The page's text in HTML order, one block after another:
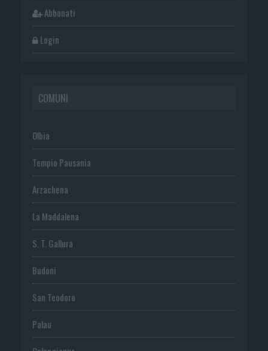
Abbonati
Login
COMUNI
Olbia
Tempio Pausania
Arzachena
La Maddalena
S. T. Gallura
Budoni
San Teodoro
Palau